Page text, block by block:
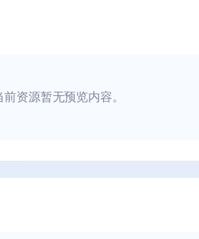
前资源暂无预览内容。